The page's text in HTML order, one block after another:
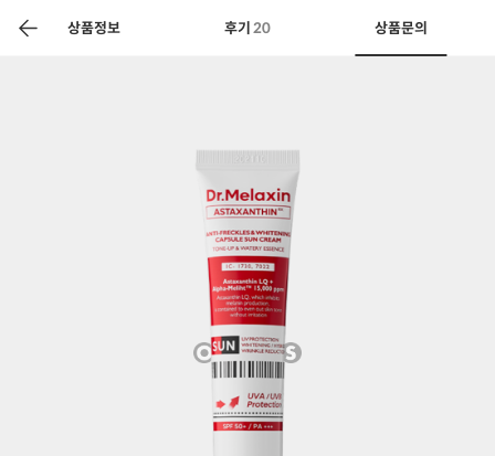
상품정보 후기 20 상품문의
주문/배송 고객센터